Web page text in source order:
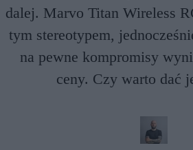
dalej. Marvo Titan Wireless
tym stereotypem,
na pewne kompromisy
ceny. Czy warto dać